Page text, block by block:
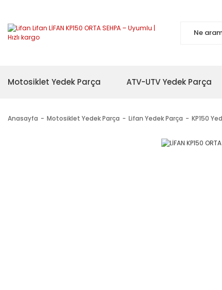
Motosiklet Yedek Parça ATV-UTV Yedek Parça
Anasayfa Motosiklet Yedek Parça Lifan Yedek Parça KP150